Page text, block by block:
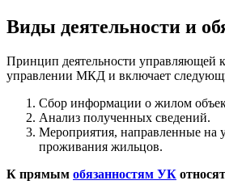
Виды деятельности и
Принцип деятельности управляющей
управлении МКД и включает
Сбор информации о жилом
Анализ полученных сведений.
Мероприятия, направленные на
проживания жильцов.
К прямым обязанностям УК